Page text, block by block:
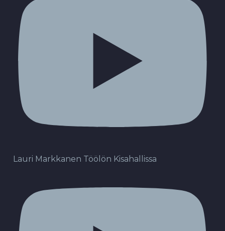
Lauri Markkanen Töölön Kisahallissa